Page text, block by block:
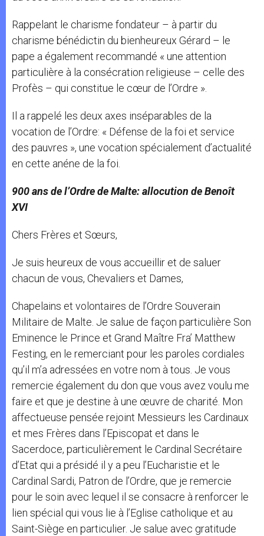
Rappelant le charisme fondateur – à partir du
charisme bénédictin du bienheureux Gérard – le
pape a également recommandé « une attention
particulière à la consécration religieuse – celle des
Profès – qui constitue le cœur de l’Ordre ».
Il a rappelé les deux axes inséparables de la
vocation de l’Ordre: « Défense de la foi et service
des pauvres », une vocation spécialement d’actualité
en cette anéne de la foi.
900 ans de l’Ordre de Malte: allocution de Benoît
XVI
Chers Frères et Sœurs,
Je suis heureux de vous accueillir et de saluer
chacun de vous, Chevaliers et Dames,
Chapelains et volontaires de l’Ordre Souverain
Militaire de Malte. Je salue de façon particulière Son
Eminence le Prince et Grand Maître Fra’ Matthew
Festing, en le remerciant pour les paroles cordiales
qu’il m’a adressées en votre nom à tous. Je vous
remercie également du don que vous avez voulu me
faire et que je destine à une œuvre de charité. Mon
affectueuse pensée rejoint Messieurs les Cardinaux
et mes Frères dans l’Episcopat et dans le
Sacerdoce, particulièrement le Cardinal Secrétaire
d’Etat qui a présidé il y a peu l’Eucharistie et le
Cardinal Sardi, Patron de l’Ordre, que je remercie
pour le soin avec lequel il se consacre à renforcer le
lien spécial qui vous lie à l’Eglise catholique et au
Saint-Siège en particulier. Je salue avec gratitude